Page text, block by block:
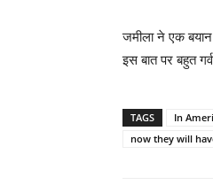
जमीला ने एक
इस बात पर बहुत
TAGS
In
now they will